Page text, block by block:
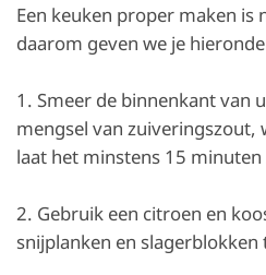
Een keuken proper maken is
daarom geven we je
1. Smeer de binnenkant van
mengsel van zuiveringszout,
laat het minstens 15
2. Gebruik een citroen en
snijplanken en slagerblokken